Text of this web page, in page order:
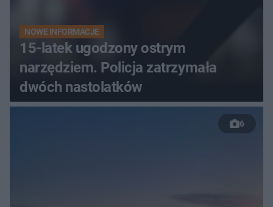
NOWE INFORMACJE
15-latek ugodzony ostrym
narzędziem. Policja zatrzymała
dwóch nastolatków
6